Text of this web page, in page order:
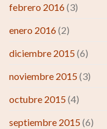
febrero 2016(3)
enero 2016(2)
diciembre 2015(6)
noviembre 2015(3)
octubre 2015(4)
septiembre 2015(6)